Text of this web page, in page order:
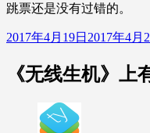
跳票还是没有过错的。
发
于
2017年4月19日 2017年4月
《无线生机》上